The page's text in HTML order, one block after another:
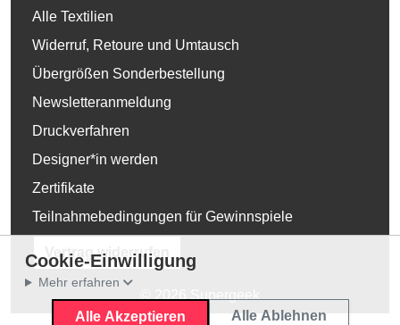
Alle Textilien
Widerruf, Retoure und Umtausch
Übergrößen Sonderbestellung
Newsletteranmeldung
Druckverfahren
Designer*in werden
Zertifikate
Teilnahmebedingungen für Gewinnspiele
Vertrag widerrufen
Cookie-Einwilligung
Mehr erfahren
Alle Akzeptieren Alle Ablehnen